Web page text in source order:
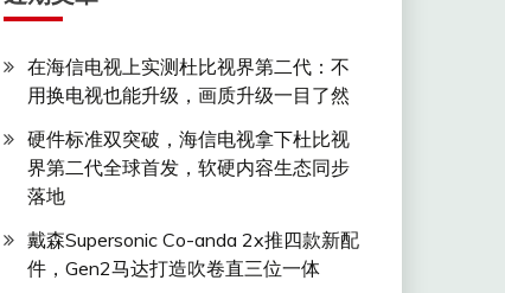
在海信电视上实测杜比视界第二代：不
用换电视也能升级，画质升级一目了然
硬件标准双突破，海信电视拿下杜比视
界第二代全球首发，软硬内容生态同步
落地
戴森Supersonic Co-anda 2x推四款新配
件，Gen2马达打造吹卷直三位一体